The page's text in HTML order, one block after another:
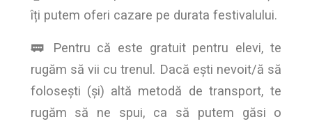
îți putem oferi cazare pe durata festivalului.
🚃 Pentru că este gratuit pentru elevi, te
rugăm să vii cu trenul. Dacă ești nevoit/ă să
folosești (și) altă metodă de transport, te
rugăm să ne spui, ca să putem găsi o